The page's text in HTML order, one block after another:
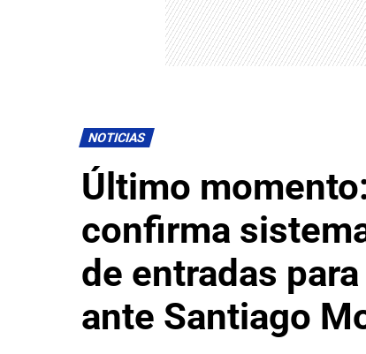
NOTICIAS
Último
confirma
de entradas
ante Santiago